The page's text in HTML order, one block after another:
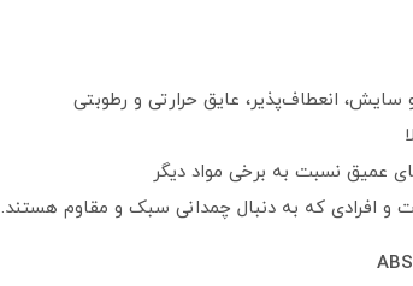
سایش، انعطاف‌پذیر، عایق حرارتی و رطوبتی
عمیق نسبت به برخی مواد دیگر
و افرادی که به دنبال چمدانی سبک و مقاوم هستند.